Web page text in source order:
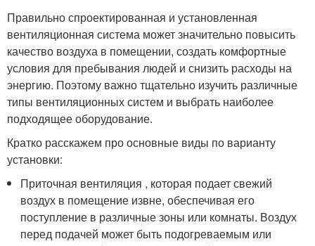
Правильно спроектированная и установленная
вентиляционная система может значительно повысить
качество воздуха в помещении, создать комфортные
условия для пребывания людей и снизить расходы на
энергию. Поэтому важно тщательно изучить различные
типы вентиляционных систем и выбрать наиболее
подходящее оборудование.
Кратко расскажем про основные виды по варианту
установки:
Приточная вентиляция , которая подает свежий
воздух в помещение извне, обеспечивая его
поступление в различные зоны или комнаты. Воздух
перед подачей может быть подогреваемым или